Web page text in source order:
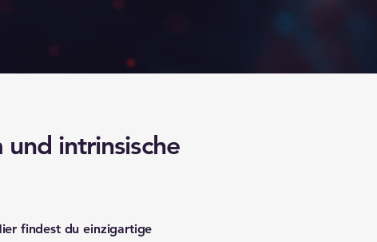
intrinsische
findest du einzigartige